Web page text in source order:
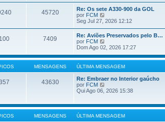
m
a
n
s
a
g
e
m
l
t
i
m
a
m
n
s
a
g
e
m
45720
Re: Os sete A330-900 da GOL
por FCM
e
ú
t
i
m
a
m
e
n
a
e
m
Seg Jul 27, 2026 12:12
7409
Re: Aviões Preservados pelo B…
por FCM
e
ú
l
i
m
a
m
n
a
Dom Ago 02, 2026 17:27
MENSAGENS ÚLTIMA MENSAGEM
43630
Re: Embraer no Interior gaúcho
por FCM
e
l
t
Qui Ago 06, 2026 15:38
MENSAGENS ÚLTIMA MENSAGEM